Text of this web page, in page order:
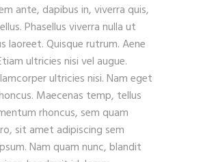
ante, dapibus in, viverra quis,
Phasellus viverra nulla ut
laoreet. Quisque rutrum. Aene
ultricies nisi vel augue.
ultricies nisi. Nam eget
Maecenas temp, tellus
rhoncus, sem quam
sit amet adipiscing sem
Nam quam nunc, blandit